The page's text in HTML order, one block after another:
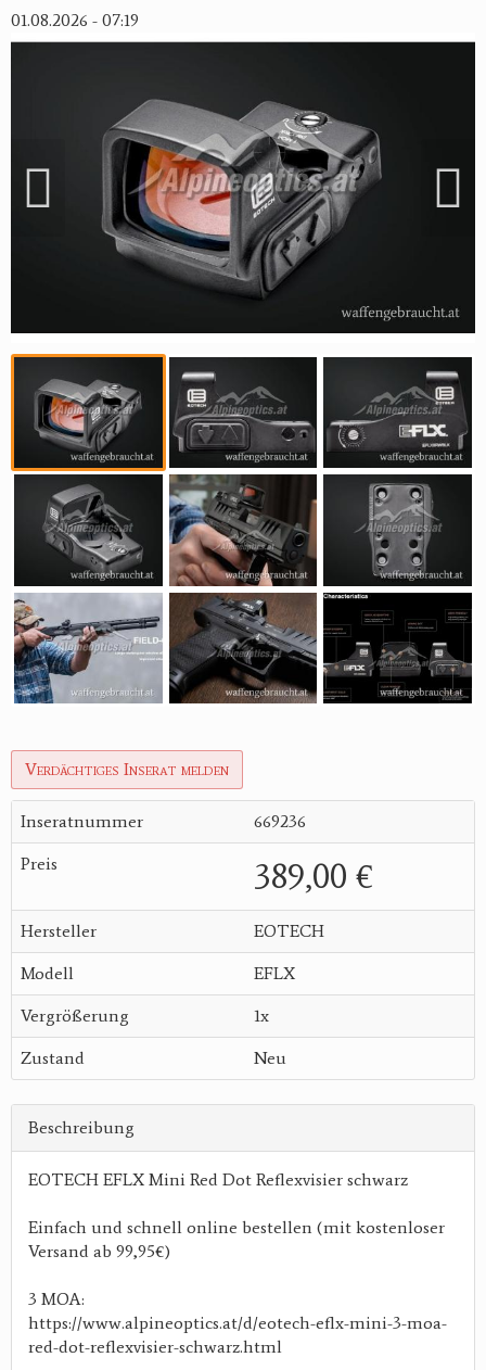
01.08.2026 - 07:19
Verdächtiges Inserat melden
Inseratnummer 669236
Preis 389,00 €
Hersteller EOTECH
Modell EFLX
Vergrößerung 1x
Zustand Neu
Beschreibung
EOTECH EFLX Mini Red Dot Reflexvisier schwarz
Einfach und schnell online bestellen (mit kostenloser
Versand ab 99,95€)
3 MOA:
https://www.alpineoptics.at/d/eotech-eflx-mini-3-moa-
red-dot-reflexvisier-schwarz.html